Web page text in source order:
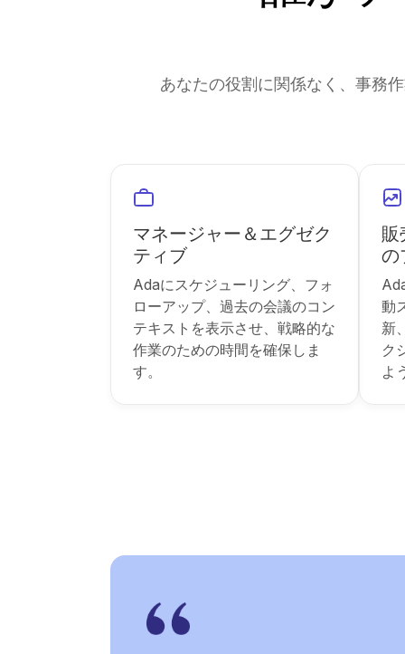
あなたの役割に関係なく、事務
マネージャー＆エグゼク
ティブ
Adaにスケジューリング、フォ
ローアップ、過去の会議のコン
テキストを表示させ、戦略的な
作業のための時間を確保しま
す。
販
の
動
新
ク
よ